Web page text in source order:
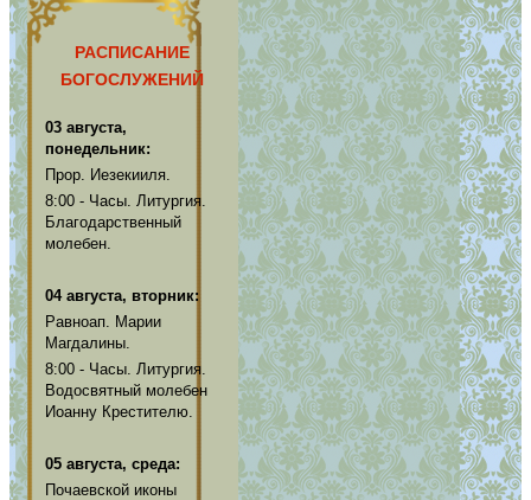
РАСПИСАНИЕ
БОГОСЛУЖЕНИЙ
03 августа,
понедельник:
Прор. Иезекииля.
8:00 - Часы. Литургия.
Благодарственный
молебен.
04 августа, вторник:
Равноап. Марии
Магдалины.
8:00 - Часы. Литургия.
Водосвятный молебен
Иоанну Крестителю.
05 августа, среда:
Почаевской иконы